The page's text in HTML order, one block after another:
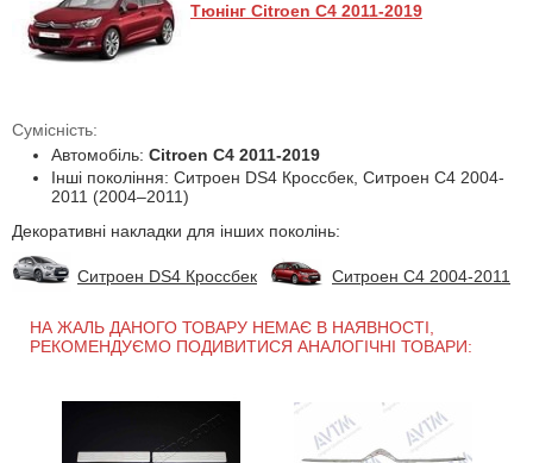
Тюнінг Citroen C4 2011-2019
Сумісність:
Автомобіль: Citroen C4 2011-2019
Інші покоління: Ситроен DS4 Кроссбек, Ситроен С4 2004-
2011 (2004–2011)
Декоративні накладки для інших поколінь:
Ситроен DS4 Кроссбек Ситроен С4 2004-2011
НА ЖАЛЬ ДАНОГО ТОВАРУ НЕМАЄ В НАЯВНОСТІ,
РЕКОМЕНДУЄМО ПОДИВИТИСЯ АНАЛОГІЧНІ ТОВАРИ: